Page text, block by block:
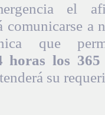
el
comunicarse a
que
horas los
su